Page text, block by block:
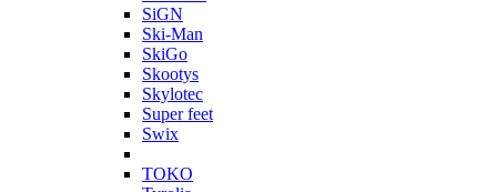
SiGN
Ski-Man
SkiGo
Skootys
Skylotec
Super feet
Swix
TOKO